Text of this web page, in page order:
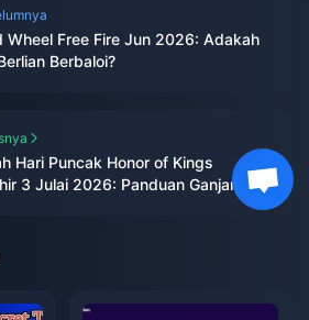
Wheel Free Fire Jun 2026: Adakah
Berbaloi?
Hari Puncak Honor of Kings
3 Julai 2026: Panduan Ganjaran